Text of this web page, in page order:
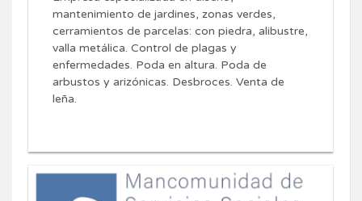
mantenimiento de jardines, zonas verdes,
cerramientos de parcelas: con piedra, alibustre,
valla metálica. Control de plagas y
enfermedades. Poda en altura. Poda de
arbustos y arizónicas. Desbroces. Venta de
leña.